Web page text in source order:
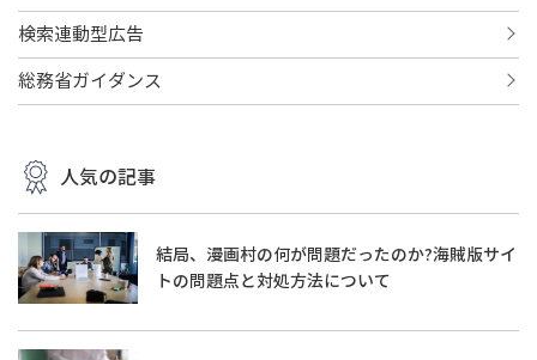
検索連動型広告
総務省ガイダンス
人気の記事
結局、漫画村の何が問題だったのか?海賊版サイ
トの問題点と対処方法について